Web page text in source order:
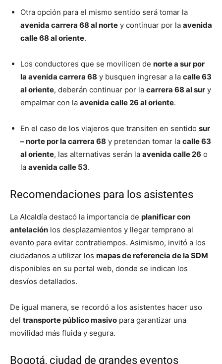
Otra opción para el mismo sentido será tomar la
avenida carrera 68 al norte y continuar por la avenida
calle 68 al oriente.
Los conductores que se movilicen de norte a sur por
la avenida carrera 68 y busquen ingresar a la calle 63
al oriente, deberán continuar por la carrera 68 al sur y
empalmar con la avenida calle 26 al oriente.
En el caso de los viajeros que transiten en sentido sur
– norte por la carrera 68 y pretendan tomar la calle 63
al oriente, las alternativas serán la avenida calle 26 o
la avenida calle 53.
Recomendaciones para los asistentes
La Alcaldía destacó la importancia de planificar con
antelación los desplazamientos y llegar temprano al
evento para evitar contratiempos. Asimismo, invitó a los
ciudadanos a utilizar los mapas de referencia de la SDM
disponibles en su portal web, donde se indican los
desvíos detallados.
De igual manera, se recordó a los asistentes hacer uso
del transporte público masivo para garantizar una
movilidad más fluida y segura.
Bogotá, ciudad de grandes eventos